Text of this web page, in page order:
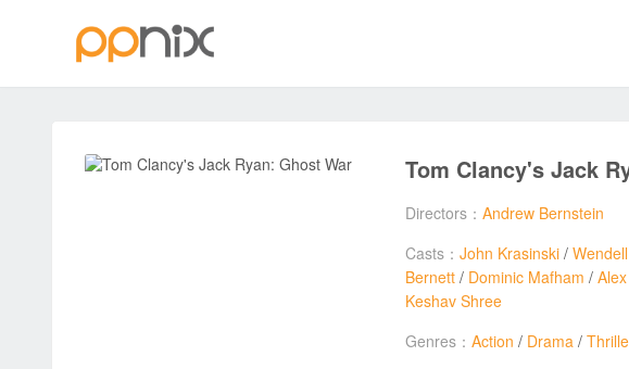
Tom Clancy's Jack
Directors： Andrew Bernstein
Casts： John Krasinski /
Bernett / Dominic Mafham /
Keshav Shree
Genres： Action / Drama /